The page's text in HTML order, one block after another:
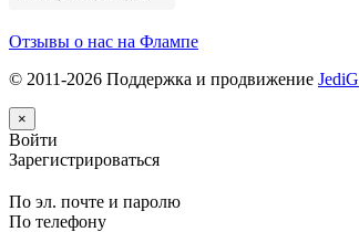
Отзывы о нас на Флампе
© 2011-2026 Поддержка и продвижение JediG
×
Войти
Зарегистрироваться
По эл. почте и паролю
По телефону